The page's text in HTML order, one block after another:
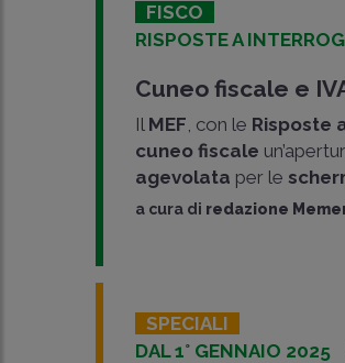
FISCO
RISPOSTE A
Cuneo fiscale e
Il MEF, con le Risposte
cuneo fiscale
agevolata per le
a cura di redazione
SPECIALI
DAL 1° GENNAIO 2025